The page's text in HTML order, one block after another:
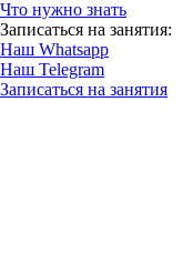
Что нужно знать
Записаться на занятия:
Наш Whatsapp
Наш Telegram
Записаться на занятия